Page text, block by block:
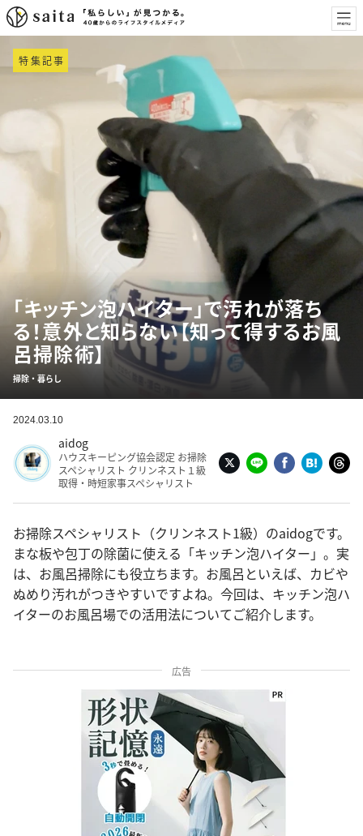
特集記事
「キッチン泡ハイター」で汚れが落ち
る！意外と知らない【知って得するお風
呂掃除術】
掃除・暮らし
2024.03.10
aidog
ハウスキーピング協会認定 お掃除
スペシャリスト クリンネスト１級
取得・時短家事スペシャリスト
お掃除スペシャリスト（クリンネスト1級）のaidogです。
まな板や包丁の除菌に使える「キッチン泡ハイター」。実
は、お風呂掃除にも役立ちます。お風呂といえば、カビや
ぬめり汚れがつきやすいですよね。今回は、キッチン泡ハ
イターのお風呂場での活用法についてご紹介します。
広告